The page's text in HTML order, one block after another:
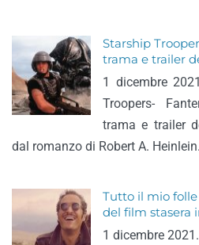
Starship
trama e trailer
1 dicembre
Troopers-
trama e trailer
dal romanzo di Robert A. Heinlein.
Tutto il mio
del film stasera
1 dicembre